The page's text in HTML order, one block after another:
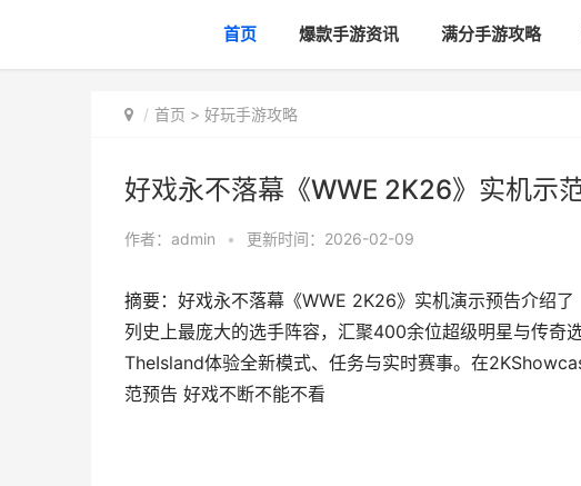
首页 爆款手游资讯 满分手游攻略
首页 > 好玩手游攻略
好戏永不落幕《WWE 2K26》实机示
作者： admin • 更新时间：2026-02-09
摘要：好戏永不落幕《WWE 2K26》实机演示预告介
列史上最庞大的选手阵容，汇聚400余位超级明星与传
TheIsland体验全新模式、任务与实时赛事。在
范预告 好戏不断不能不看